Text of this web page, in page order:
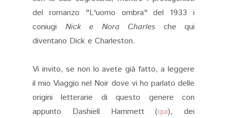
del romanzo "L'uomo ombra" del 1933 i
coniugi Nick e Nora Charles che qui
diventano Dick e Charleston.
Vi invito, se non lo avete già fatto, a leggere
il mio Viaggio nel Noir dove vi ho parlato delle
origini letterarie di questo genere con
appunto Dashiell Hammett (qui), dei